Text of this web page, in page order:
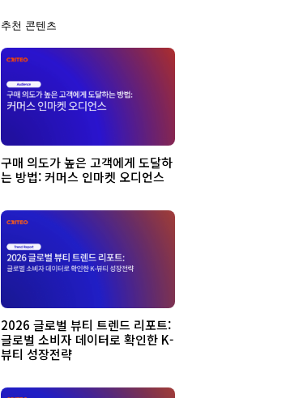
추천 콘텐츠
구매 의도가 높은 고객에게 도달하
는 방법: 커머스 인마켓 오디언스
2026 글로벌 뷰티 트렌드 리포트:
글로벌 소비자 데이터로 확인한 K-
뷰티 성장전략